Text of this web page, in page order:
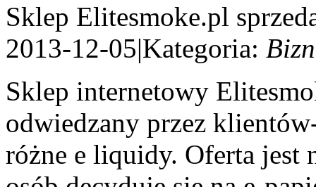
Sklep Elitesmoke.pl
2013-12-05|Kategoria:
Sklep internetowy
odwiedzany przez
różne e liquidy. Oferta jest